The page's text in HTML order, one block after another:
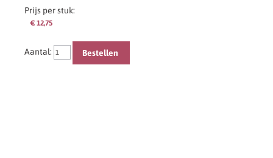
Prijs per stuk:
€ 12,75
Aantal: Bestellen